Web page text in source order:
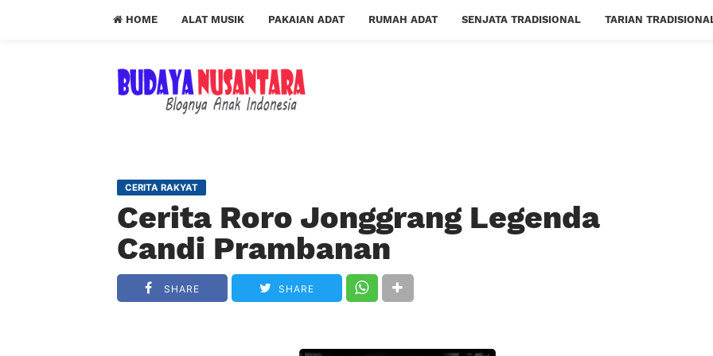
HOME ALAT MUSIK PAKAIAN ADAT RUMAH ADAT SENJATA TRADISIONAL TARIAN
CERITA RAKYAT
Cerita Roro Jonggrang Legenda
Candi Prambanan
SHARE SHARE